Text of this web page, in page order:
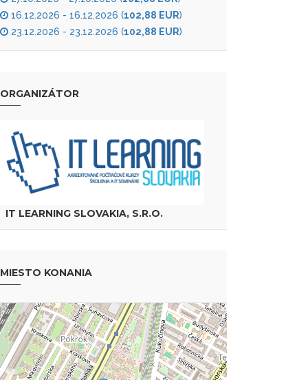
16.12.2026 - 16.12.2026 (102,88 EUR)
23.12.2026 - 23.12.2026 (102,88 EUR)
ORGANIZÁTOR
IT LEARNING SLOVAKIA, S.R.O.
MIESTO KONANIA